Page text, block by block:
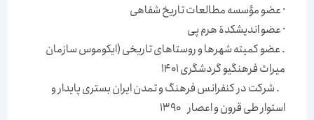
· عضو مؤسسه مطالعات تاریخ شفاهی
· عضو اندیشكدة هرم پی
. عضو کمیته شهرها و روستاهای تاریخی (ایکوموس سازمان
میراث فرهنگیو گردشگری 1401
. شرکت در کنفرانس فرهنگ و تمدن ایران بستری پایدار و
استوار طی قرون و اعصار 1390